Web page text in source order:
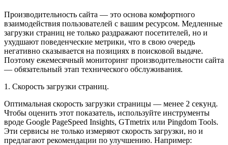
Производительность сайта — это основа комфортного
взаимодействия пользователей с вашим ресурсом. Медленные
загрузки страниц не только раздражают посетителей, но и
ухудшают поведенческие метрики, что в свою очередь
негативно сказывается на позициях в поисковой выдаче.
Поэтому ежемесячный мониторинг производительности сайта
— обязательный этап технического обслуживания.
1. Скорость загрузки страниц.
Оптимальная скорость загрузки страницы — менее 2 секунд.
Чтобы оценить этот показатель, используйте инструменты
вроде Google PageSpeed Insights, GTmetrix или Pingdom Tools.
Эти сервисы не только измеряют скорость загрузки, но и
предлагают рекомендации по улучшению. Например: